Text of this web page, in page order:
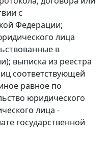
с
Федерации;
лица
в
выписка из реестра
соответствующей
равное по
юридического
лица -
государственной